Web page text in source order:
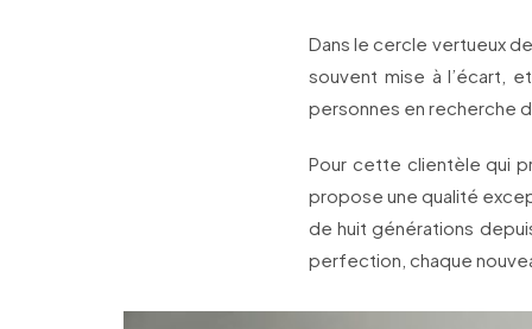
Dans le cercle vertueux
souvent mise à l’écart,
personnes en recherche
Pour cette clientèle qui
propose une qualité
de huit générations
perfection, chaque